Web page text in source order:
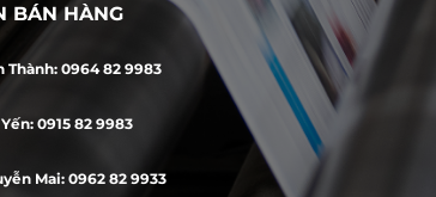
BÁN HÀNG
Thành: 0964 82 9983
0915 82 9983
Mai: 0962 82 9933